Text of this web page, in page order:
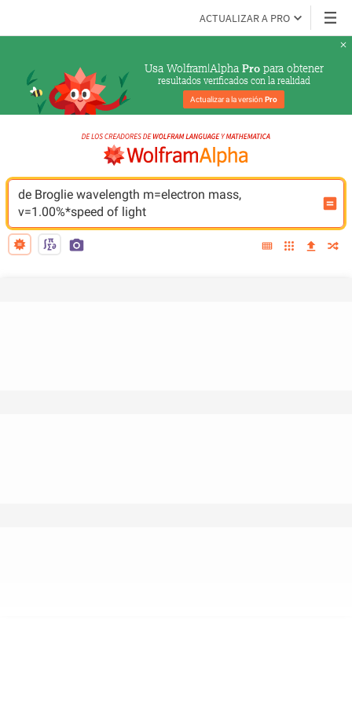
ACTUALIZAR A PRO
Usa Wolfram|Alpha Pro para obtener
resultados verificados con la realidad
Actualizar a la versión Pro
de Broglie wavelength m=electron mass,
v=1.00%*speed of light